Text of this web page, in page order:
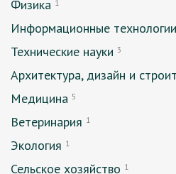
Физика 1
Информационные технологии
Технические науки 3
Архитектура, дизайн и
Медицина 5
Ветеринария 1
Экология 1
Сельское хозяйство 1